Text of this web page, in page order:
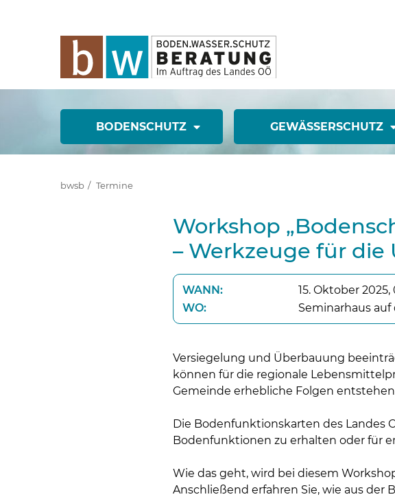
BODENSCHUTZ GEWÄSSERSCHUTZ
bwsb Termine
Workshop
– Werkzeuge für die
WANN:
15. Oktober 2025,
WO:
Seminarhaus auf
Versiegelung und Überbauung
können für die regionale
Gemeinde erhebliche Folgen
Die Bodenfunktionskarten des Landes
Bodenfunktionen zu erhalten oder für
Wie das geht, wird bei diesem
Anschließend erfahren Sie, wie aus